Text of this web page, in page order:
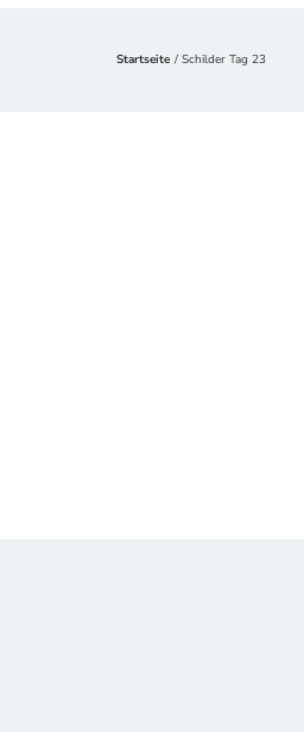
Startseite Schilder Tag 23